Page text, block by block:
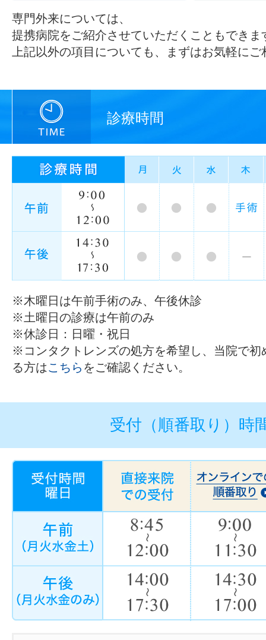
専門外来については、
提携病院をご紹介させていただくこともできま
上記以外の項目についても、まずはお気軽に
診療時間
※木曜日は午前手術のみ、午後休診
※土曜日の診療は午前のみ
※休診日：日曜・祝日
※コンタクトレンズの処方を希望し、当院で初
る方はこちら をご確認ください。
受付（順番取り）時